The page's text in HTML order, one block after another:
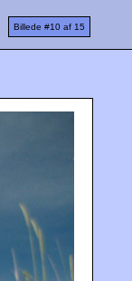
Billede #10 af 15